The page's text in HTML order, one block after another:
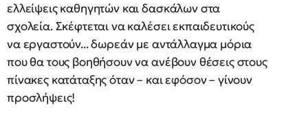
ελλείψεις καθηγητών και δασκάλων στα
σχολεία. Σκέφτεται να καλέσει εκπαιδευτικούς
να εργαστούν... δωρεάν με αντάλλαγμα μόρια
που θα τους βοηθήσουν να ανέβουν θέσεις στους
πίνακες κατάταξης όταν – και εφόσον – γίνουν
προσλήψεις!